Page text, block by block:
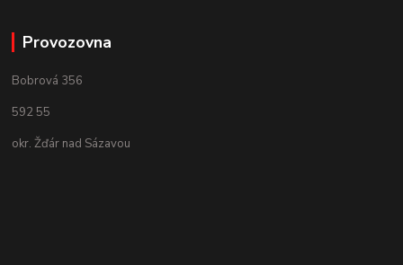
Provozovna
Bobrová 356
592 55
okr. Žďár nad Sázavou